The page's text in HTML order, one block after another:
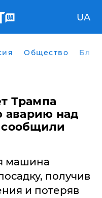
UA
Общество
Трампа
аварию над
машина
получив
и потеряв